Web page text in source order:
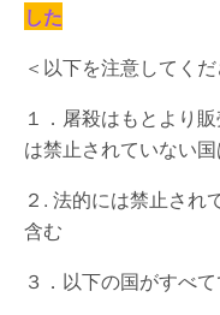
した
＜以下を注意してくだ
１．屠殺はもとより
は禁止されていない
２. 法的には禁止され
含む
３．以下の国がすべ